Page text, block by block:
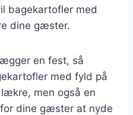
bagekartofler med
dine gæster.
en fest, så
med fyld på
men også en
dine gæster at nyde